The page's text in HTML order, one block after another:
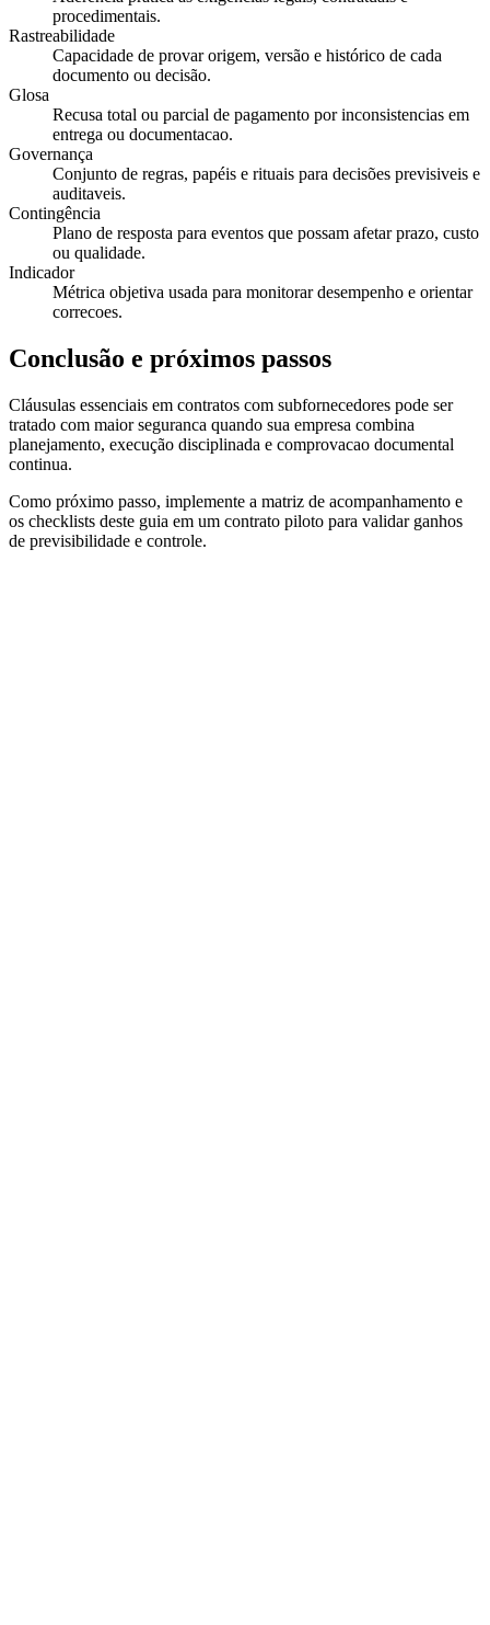
procedimentais.
Rastreabilidade
Capacidade de provar origem, versão e histórico de cada
documento ou decisão.
Glosa
Recusa total ou parcial de pagamento por inconsistencias em
entrega ou documentacao.
Governança
Conjunto de regras, papéis e rituais para decisões previsiveis e
auditaveis.
Contingência
Plano de resposta para eventos que possam afetar prazo, custo
ou qualidade.
Indicador
Métrica objetiva usada para monitorar desempenho e orientar
correcoes.
Conclusão e próximos passos
Cláusulas essenciais em contratos com subfornecedores pode ser
tratado com maior seguranca quando sua empresa combina
planejamento, execução disciplinada e comprovacao documental
continua.
Como próximo passo, implemente a matriz de acompanhamento e
os checklists deste guia em um contrato piloto para validar ganhos
de previsibilidade e controle.